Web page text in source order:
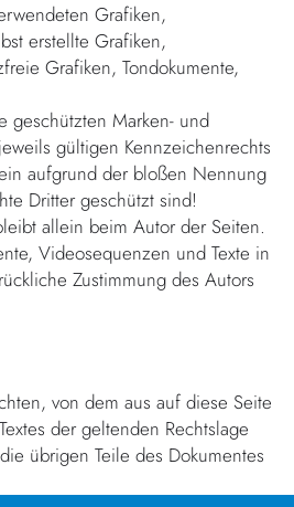
Grafiken,
erstellte Grafiken,
Grafiken, Tondokumente,
geschützten Marken- und
gültigen Kennzeichenrechts
aufgrund der bloßen Nennung
Dritter geschützt sind!
allein beim Autor der Seiten.
Videosequenzen und Texte in
Zustimmung des Autors
von dem aus auf diese Seite
der geltenden Rechtslage
übrigen Teile des Dokumentes